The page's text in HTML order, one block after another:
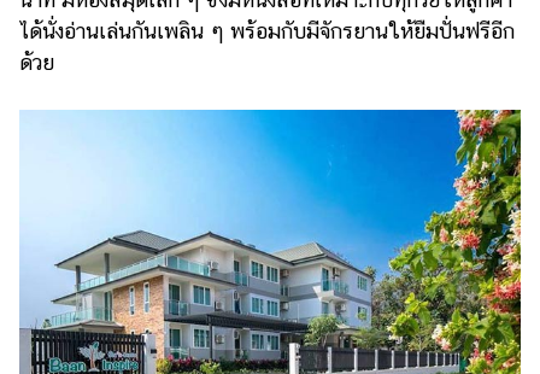
ได้นั่งอ่านเล่นกันเพลิน ๆ พร้อมกับมีจักรยานให้ยืมปั่นฟรีอีก
ด้วย